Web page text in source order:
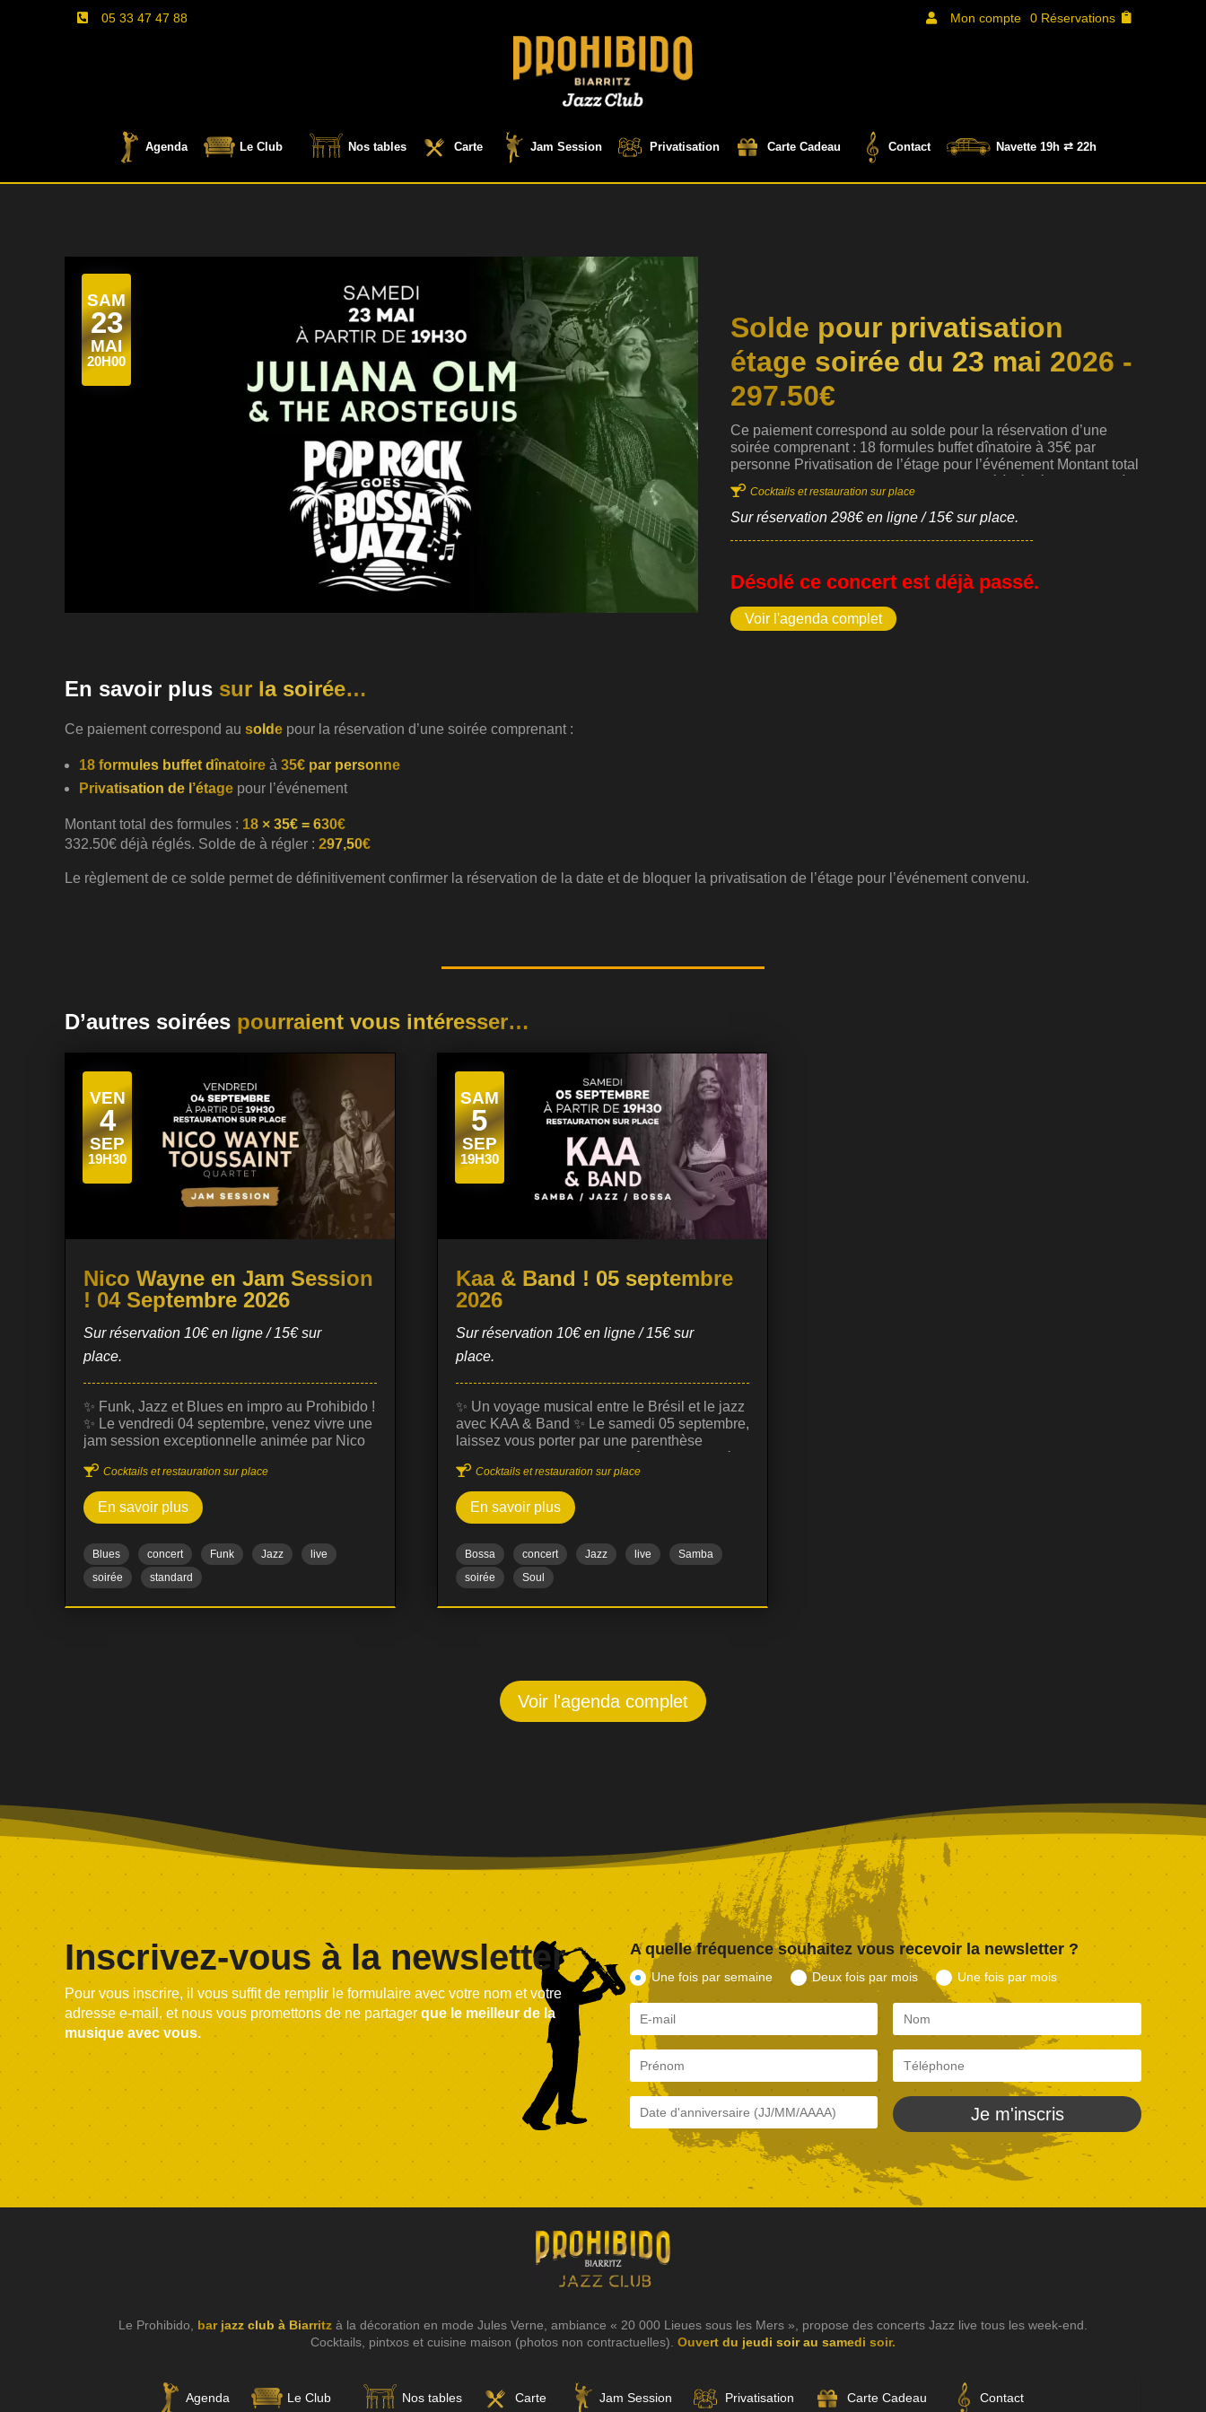
 05 33 47 47 88  Mon compte 0 Réservations
Agenda Le Club Nos tables Carte Jam Session Privatisation Carte Cadeau Contact Navette 19h ⇄ 22h
SAM
23
MAI
20H00
Solde pour privatisation
étage soirée du 23 mai 2026 -
297.50€
Ce paiement correspond au solde pour la réservation d’une
soirée comprenant : 18 formules buffet dînatoire à 35€ par
personne Privatisation de l’étage pour l’événement Montant total
des formules : 18 × 35€ = 630€332.50€ déjà réglés. Solde de à
régler : 297,50€ Le règlement de ce solde permet de
définitivement confirmer la réservation de la date et de bloquer la
 Cocktails et restauration sur place
Sur réservation 298€ en ligne / 15€ sur place.
Désolé ce concert est déjà passé.
Voir l'agenda complet
En savoir plus sur la soirée…
Ce paiement correspond au solde pour la réservation d’une soirée comprenant :
18 formules buffet dînatoire à 35€ par personne
Privatisation de l’étage pour l’événement
Montant total des formules : 18 × 35€ = 630€
332.50€ déjà réglés. Solde de à régler : 297,50€
Le règlement de ce solde permet de définitivement confirmer la réservation de la date et de bloquer la privatisation de l’étage pour l’événement convenu.
D’autres soirées pourraient vous intéresser…
VEN
4
SEP
19H30
Nico Wayne en Jam Session
! 04 Septembre 2026
Sur réservation 10€ en ligne / 15€ sur
place.
✨ Funk, Jazz et Blues en impro au Prohibido !
✨ Le vendredi 04 septembre, venez vivre une
jam session exceptionnelle animée par Nico
reconnu pour son univers musical riche et sa
maîtrise du jazz, funk et blues. Cette jam
session est ouverte à tous les musiciens et
passionnés, dans une ambiance conviviale et
dynamique. C’est l’occasion de découvrir des
improvisations uniques, où le dialogue
musical entre les artistes crée des moments
chanteurs : Prêts à monter sur scène ?
 Cocktails et restauration sur place
En savoir plus
Blues concert Funk Jazz
live
soirée
standard
SAM
5
SEP
19H30
Kaa & Band ! 05 septembre
2026
Sur réservation 10€ en ligne / 15€ sur
place.
✨ Un voyage musical entre le Brésil et le jazz
avec KAA & Band ✨ Le samedi 05 septembre,
laissez vous porter par une parenthèse
au Prohibido Jazz Club Biarritz, en
compagnie de Kaa, chanteuse à la voix
puissante, délicate et profondément
expressive, qui vous plonge instantanément
dans l’âme de la musique brésilienne. Artiste
accomplie, elle a notamment ouvert le concert
de Bob Dylan au Brésil et s’est produite en
l’Europe, construisant un univers riche, vibrant
 Cocktails et restauration sur place
En savoir plus
Bossa concert Jazz live
Samba
soirée
Soul
Voir l'agenda complet
Inscrivez-vous à la newsletter
Pour vous inscrire, il vous suffit de remplir le formulaire avec votre nom et votre
adresse e-mail, et nous vous promettons de ne partager que le meilleur de la
musique avec vous.
A quelle fréquence souhaitez vous recevoir la newsletter ?
Une fois par semaine Deux fois par mois Une fois par mois
Je m'inscris
Le Prohibido, bar jazz club à Biarritz à la décoration en mode Jules Verne, ambiance « 20 000 Lieues sous les Mers », propose des concerts Jazz live tous les week-end.
Cocktails, pintxos et cuisine maison (photos non contractuelles). Ouvert du jeudi soir au samedi soir.
Agenda Le Club Nos tables Carte Jam Session Privatisation Carte Cadeau Contact